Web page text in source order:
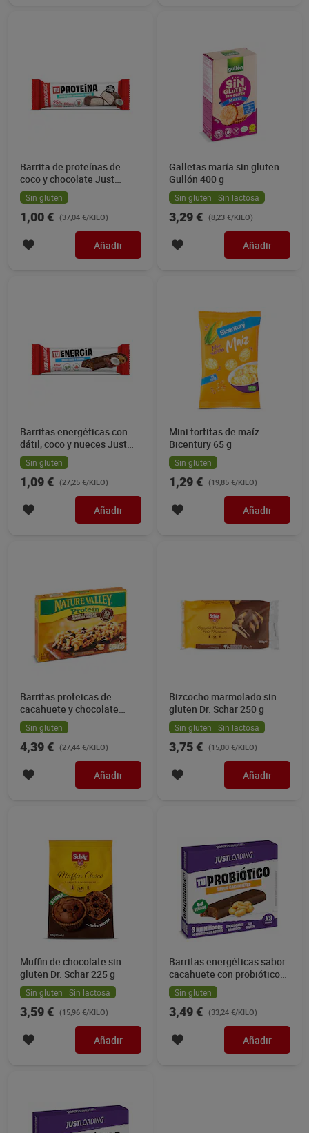
Barrita de proteínas de
coco y chocolate Just
loading 27 g
Sin gluten
1,00 € (37,04 €/KILO)
Añadir
Galletas maría sin gluten
Gullón 400 g
Sin gluten | Sin lactosa
3,29 € (8,23 €/KILO)
Añadir
Barritas energéticas con
dátil, coco y nueces Just
loading 40 g
Sin gluten
1,09 € (27,25 €/KILO)
Añadir
Mini tortitas de maíz
Bicentury 65 g
Sin gluten
1,29 € (19,85 €/KILO)
Añadir
Barritas proteicas de
cacahuete y chocolate
Nature Valley 160 g
Sin gluten
4,39 € (27,44 €/KILO)
Añadir
Bizcocho marmolado sin
gluten Dr. Schar 250 g
Sin gluten | Sin lactosa
3,75 € (15,00 €/KILO)
Añadir
Muffin de chocolate sin
gluten Dr. Schar 225 g
Sin gluten | Sin lactosa
3,59 € (15,96 €/KILO)
Añadir
Barritas energéticas sabor
cacahuete con probióticos
Just loading 105 g
Sin gluten
3,49 € (33,24 €/KILO)
Añadir